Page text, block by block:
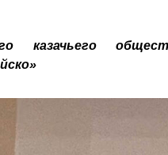
казачьего